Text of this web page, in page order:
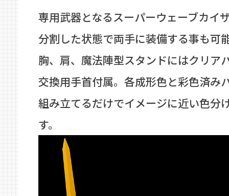
専用武器となるスーパーウェーブカイ
分割した状態で両手に装備する事も可
胸、肩、魔法陣型スタンドにはクリア
交換用手首付属。各成形色と彩色済み
組み立てるだけでイメージに近い色分
す。